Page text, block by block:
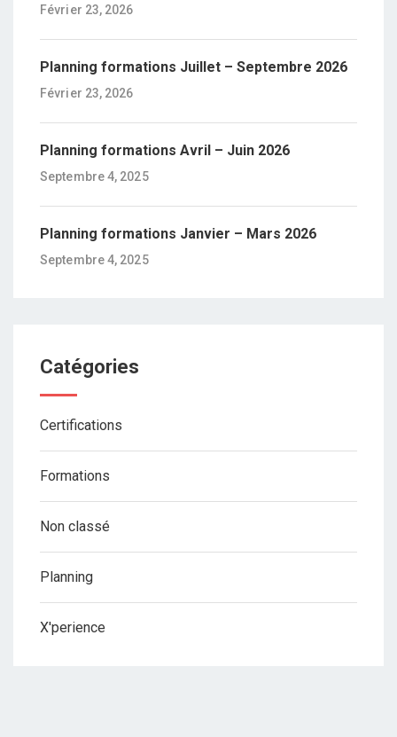
Février 23, 2026
Planning formations Juillet – Septembre 2026
Février 23, 2026
Planning formations Avril – Juin 2026
Septembre 4, 2025
Planning formations Janvier – Mars 2026
Septembre 4, 2025
Catégories
Certifications
Formations
Non classé
Planning
X'perience